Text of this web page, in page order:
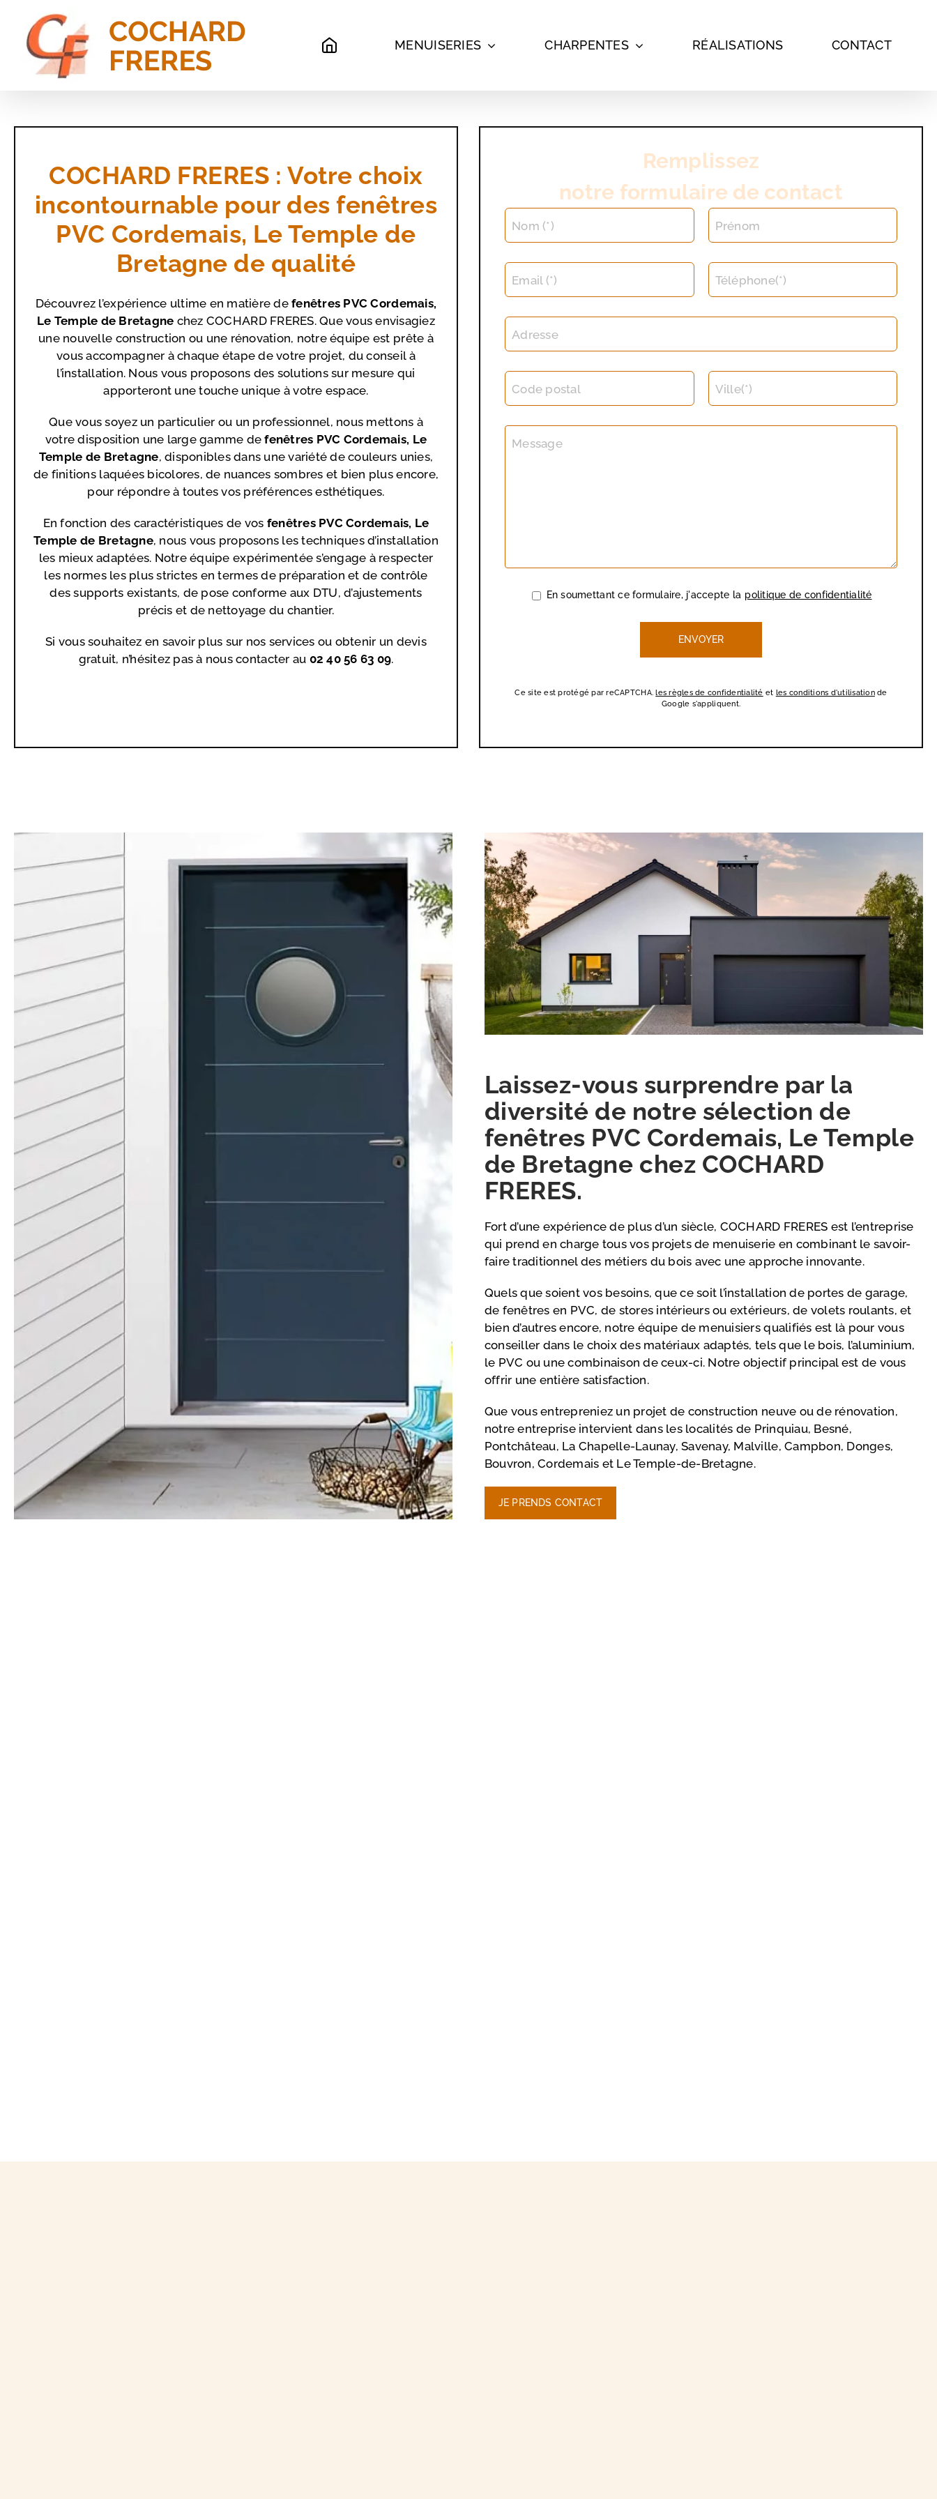
contenu
MENUISERIES CHARPENTES RÉALISATIONS CONTACT
COCHARD FRERES : Votre choix
incontournable pour des fenêtres
PVC Cordemais, Le Temple de
Bretagne de qualité
Découvrez l’expérience ultime en matière defenêtres PVC Cordemais,
Le Temple de Bretagne chez COCHARD FRERES. Que vous envisagiez
une nouvelle construction ou une rénovation, notre équipe est prête à
vous accompagner à chaque étape de votre projet, du conseil à
l’installation. Nous vous proposons des solutions sur mesure qui
apporteront une touche unique à votre espace.
Que vous soyez un particulier ou un professionnel, nous mettons à
votre disposition une large gamme defenêtres PVC Cordemais, Le
Temple de Bretagne, disponibles dans une variété de couleurs unies,
de finitions laquées bicolores, de nuances sombres et bien plus encore,
pour répondre à toutes vos préférences esthétiques.
En fonction des caractéristiques de vos fenêtres PVC Cordemais, Le
Temple de Bretagne, nous vous proposons les techniques d’installation
les mieux adaptées. Notre équipe expérimentée s’engage à respecter
les normes les plus strictes en termes de préparation et de contrôle
des supports existants, de pose conforme aux DTU, d’ajustements
précis et de nettoyage du chantier.
Si vous souhaitez en savoir plus sur nos services ou obtenir un devis
gratuit, n’hésitez pas à nous contacter au 02 40 56 63 09.
Remplissez
notre formulaire de contact
Nom (*) Prénom
Email (*) Téléphone(*)
Adresse
Code postal Ville(*)
Message
En soumettant ce formulaire, j'accepte la politique de confidentialité
Ce site est protégé par reCAPTCHA.les règles de confidentialité et les conditions d'utilisationde
Google s'appliquent.
Laissez-vous surprendre par la
diversité de notre sélection de
fenêtres PVC Cordemais, Le Temple
de Bretagne chez COCHARD
FRERES.
Fort d’une expérience de plus d’un siècle, COCHARD FRERES est l’entreprise
qui prend en charge tous vos projets de menuiserie en combinant le savoir-
faire traditionnel des métiers du bois avec une approche innovante.
Quels que soient vos besoins, que ce soit l’installation de portes de garage,
de fenêtres en PVC, de stores intérieurs ou extérieurs, de volets roulants, et
bien d’autres encore, notre équipe de menuisiers qualifiés est là pour vous
conseiller dans le choix des matériaux adaptés, tels que le bois, l’aluminium,
le PVC ou une combinaison de ceux-ci. Notre objectif principal est de vous
offrir une entière satisfaction.
Que vous entrepreniez un projet de construction neuve ou de rénovation,
notre entreprise intervient dans les localités de Prinquiau, Besné,
Pontchâteau, La Chapelle-Launay, Savenay, Malville, Campbon, Donges,
Bouvron, Cordemais et Le Temple-de-Bretagne.
JE PRENDS CONTACT